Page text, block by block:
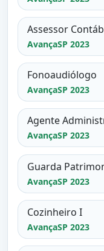
Assessor
AvançaSP 2023
Fonoaudiólogo
AvançaSP 2023
Agente
AvançaSP 2023
Guarda
AvançaSP 2023
Cozinheiro I
AvançaSP 2023